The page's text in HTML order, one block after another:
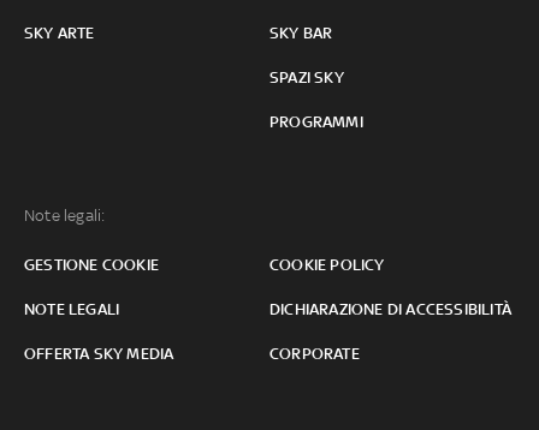
SKY ARTE SKY BAR
SPAZI SKY
PROGRAMMI
Note legali:
GESTIONE COOKIE COOKIE POLICY
NOTE LEGALI DICHIARAZIONE DI ACCESSIBILITÀ
OFFERTA SKY MEDIA CORPORATE